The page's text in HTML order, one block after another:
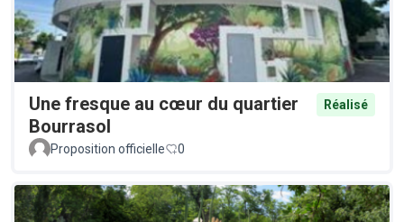
Une fresque au cœur du quartier
Bourrasol
Réalisé
Proposition officielle 0